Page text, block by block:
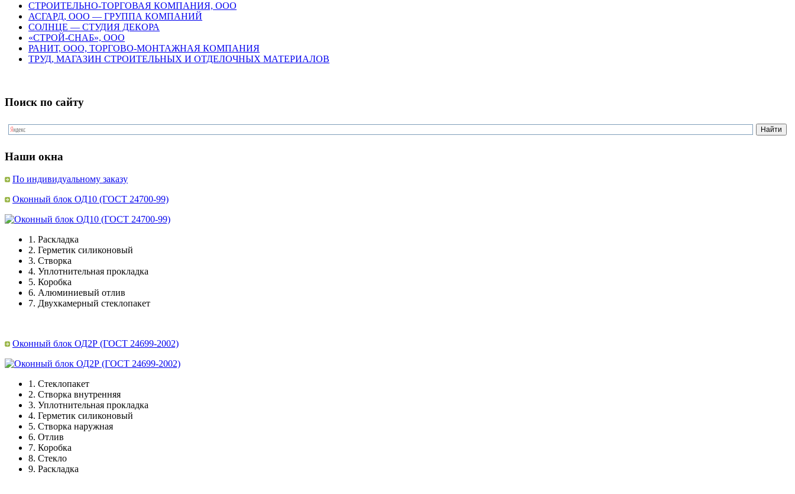
СТРОИТЕЛЬНО-ТОРГОВАЯ КОМПАНИЯ, ООО
АСГАРД, ООО — ГРУППА КОМПАНИЙ
СОЛНЦЕ — СТУДИЯ ДЕКОРА
«СТРОЙ-СНАБ», ООО
РАНИТ, ООО, ТОРГОВО-МОНТАЖНАЯ КОМПАНИЯ
ТРУД, МАГАЗИН СТРОИТЕЛЬНЫХ И ОТДЕЛОЧНЫХ МАТЕРИАЛОВ
Поиск по сайту
Наши окна
По индивидуальному заказу
Оконный блок ОД10 (ГОСТ 24700-99)
1. Раскладка
2. Герметик силиконовый
3. Створка
4. Уплотнительная прокладка
5. Коробка
6. Алюминиевый отлив
7. Двухкамерный стеклопакет
Оконный блок ОД2Р (ГОСТ 24699-2002)
1. Стеклопакет
2. Створка внутренняя
3. Уплотнительная прокладка
4. Герметик силиконовый
5. Створка наружная
6. Отлив
7. Коробка
8. Стекло
9. Раскладка